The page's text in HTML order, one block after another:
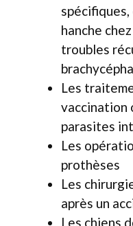
spécifiques,
hanche
troubles
Les
vaccination
parasites
Les
prothèses
Les
après un
Les chiens